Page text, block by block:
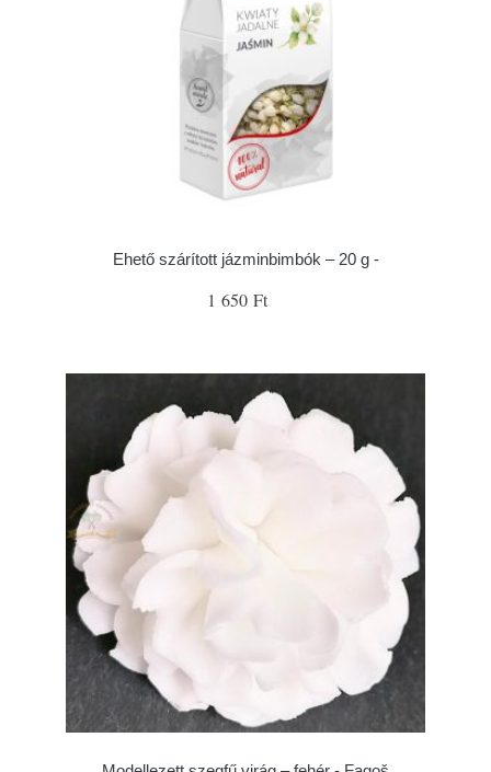
Ehető szárított jázminbimbók – 20 g -
1 650 Ft